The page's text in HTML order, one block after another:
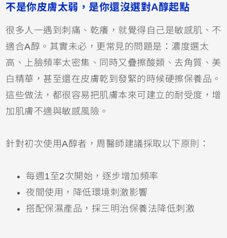
不是你皮膚太弱，是你還沒選對A醇起點
很多人一遇到刺痛、乾癢，就覺得自己是敏感肌、不
適合A醇。其實未必，更常見的問題是：濃度選太
高、上臉頻率太密集、同時又疊擦酸類、去角質、美
白精華，甚至還在皮膚乾到發緊的時候硬擦保養品。
這些做法，都很容易把肌膚本來可建立的耐受度，增
加肌膚不適與敏感風險。
針對初次使用A醇者，周醫師建議採取以下原則：
每週1至2次開始，逐步增加頻率
夜間使用，降低環境刺激影響
搭配保濕產品，採三明治保養法降低刺激